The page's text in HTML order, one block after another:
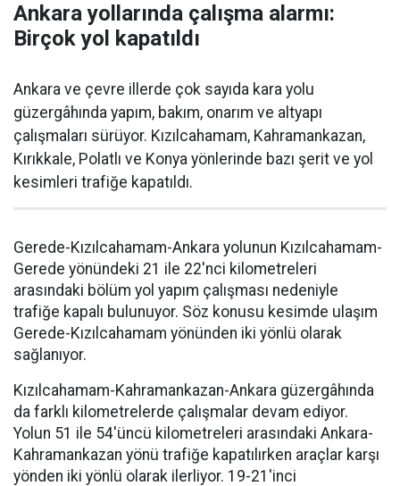
Ankara yollarında çalışma alarmı:
Birçok yol kapatıldı
Ankara ve çevre illerde çok sayıda kara yolu
güzergâhında yapım, bakım, onarım ve altyapı
çalışmaları sürüyor. Kızılcahamam, Kahramankazan,
Kırıkkale, Polatlı ve Konya yönlerinde bazı şerit ve yol
kesimleri trafiğe kapatıldı.
Gerede-Kızılcahamam-Ankara yolunun Kızılcahamam-
Gerede yönündeki 21 ile 22'nci kilometreleri
arasındaki bölüm yol yapım çalışması nedeniyle
trafiğe kapalı bulunuyor. Söz konusu kesimde ulaşım
Gerede-Kızılcahamam yönünden iki yönlü olarak
sağlanıyor.
Kızılcahamam-Kahramankazan-Ankara güzergâhında
da farklı kilometrelerde çalışmalar devam ediyor.
Yolun 51 ile 54'üncü kilometreleri arasındaki Ankara-
Kahramankazan yönü trafiğe kapatılırken araçlar karşı
yönden iki yönlü olarak ilerliyor. 19-21'inci